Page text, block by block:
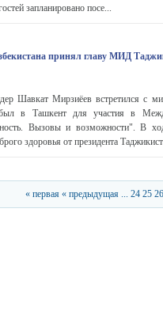
запланировано посе...
принял главу МИД
Шавкат Мирзиёев встретился с
в Ташкент для участия в
Вызовы и возможности". В
здоровья от президента
« первая « предыдущая ... 24 25 26